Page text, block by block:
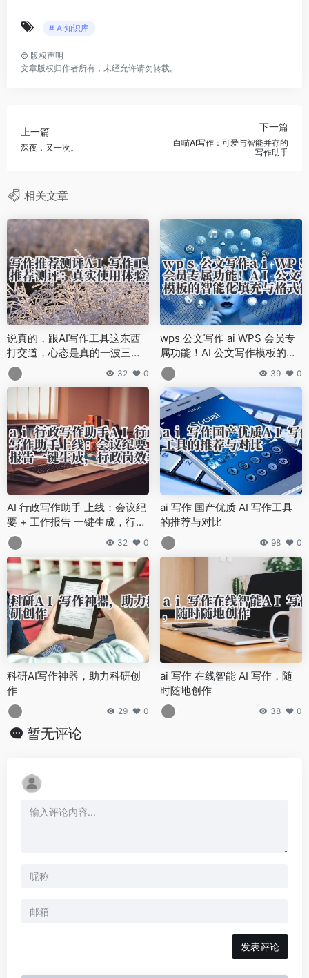
# AI知识库
© 版权声明
文章版权归作者所有，未经允许请勿转载。
上一篇
深夜，又一次。
下一篇
白喵AI写作：可爱与智能并存的
写作助手
相关文章
说真的，跟AI写作工具这东西
打交道，心态是真的一波三
折。
32 0
wps 公文写作 ai WPS 会员专
属功能！AI 公文写作模板的智
能化填充与格式优化
39 0
AI 行政写作助手 上线：会议纪
要 + 工作报告 一键生成，行政
岗效率革命！
32 0
ai 写作 国产优质 AI 写作工具
的推荐与对比
98 0
科研AI写作神器，助力科研创
作
29 0
ai 写作 在线智能 AI 写作，随
时随地创作
38 0
暂无评论
发表评论